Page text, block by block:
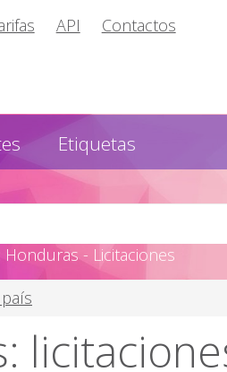
API Contactos
Etiquetas
- Licitaciones